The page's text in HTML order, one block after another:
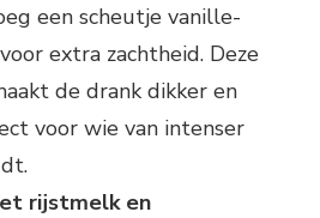
een scheutje vanille-
extra zachtheid. Deze
de drank dikker en
voor wie van intenser
rijstmelk en